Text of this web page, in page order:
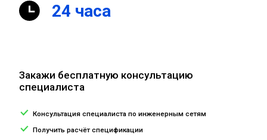
24 часа
Закажи бесплатную консультацию
специалиста
Консультация специалиста по инженерным сетям
Получить расчёт спецификации